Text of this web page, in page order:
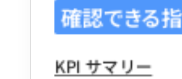
確認できる
KPI サマリー